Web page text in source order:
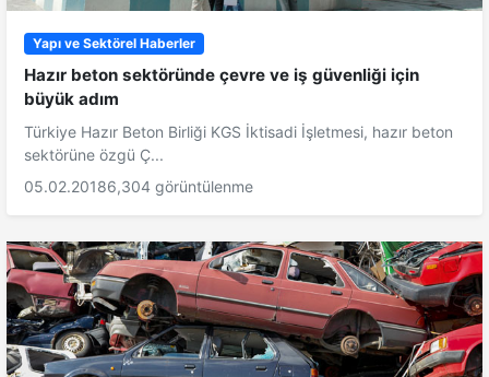
Yapı ve Sektörel Haberler
Hazır beton sektöründe çevre ve iş güvenliği için
büyük adım
Türkiye Hazır Beton Birliği KGS İktisadi İşletmesi, hazır beton
sektörüne özgü Ç...
05.02.20186,304 görüntülenme